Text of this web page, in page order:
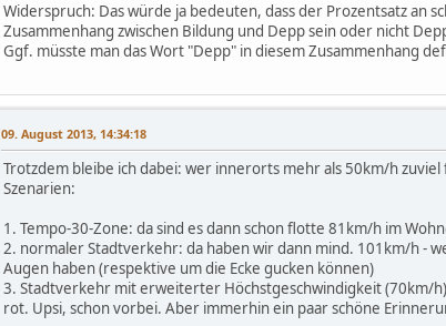
Widerspruch: Das würde ja bedeuten, dass der Prozentsatz an
Zusammenhang zwischen Bildung und Depp sein oder nicht
Ggf. müsste man das Wort "Depp" in diesem Zusammenhang
09. August 2013, 14:34:18
Trotzdem bleibe ich dabei: wer innerorts mehr als 50km/h
Szenarien:
1. Tempo-30-Zone: da sind es dann schon flotte 81km/h im
2. normaler Stadtverkehr: da haben wir dann mind. 101km/h -
Augen haben (respektive um die Ecke gucken können)
3. Stadtverkehr mit erweiterter Höchstgeschwindigkeit (70km/
rot. Upsi, schon vorbei. Aber immerhin ein paar schöne